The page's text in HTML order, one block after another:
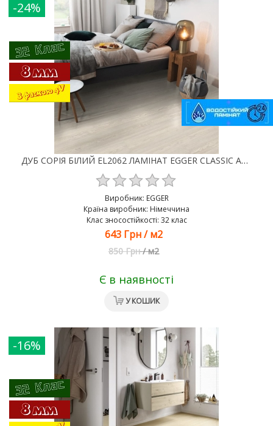
ДУБ СОРІЯ БІЛИЙ EL2062 ЛАМІНАТ EGGER CLASSIC AQUA 4V 32 КЛАС 8 ММ
Виробник: EGGER
Країна виробник: Німеччина
Клас зносостійкості: 32 клас
-24%
643 Грн /м2
850 Грн /м2
Є в наявності
У КОШИК
-16%